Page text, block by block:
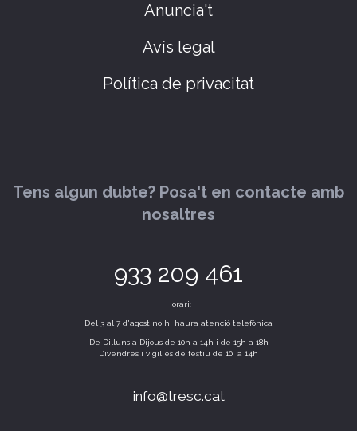
Anuncia't
Avís legal
Política de privacitat
Tens algun dubte? Posa't en contacte amb
nosaltres
933 209 461
Horari:
Del 3 al 7 d'agost no hi haura atenció telefònica
De Dilluns a Dijous de 10h a 14h i de 15h a 18h
Divendres i vigílies de festiu de 10 a 14h
info@tresc.cat